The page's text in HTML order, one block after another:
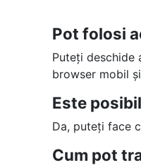
Pot folosi
Puteți deschide
browser mobil
Este
Da, puteți face
Cum pot